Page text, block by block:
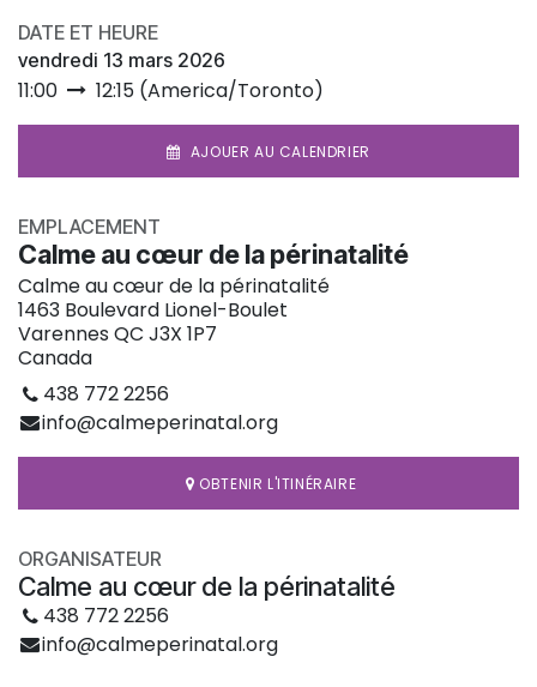
DATE ET HEURE
vendredi 13 mars 2026
11:00 12:15 (America/Toronto)
AJOUER AU CALENDRIER
EMPLACEMENT
Calme au cœur de la périnatalité
Calme au cœur de la périnatalité
1463 Boulevard Lionel-Boulet
Varennes QC J3X 1P7
Canada
438 772 2256
info@calmeperinatal.org
OBTENIR L'ITINÉRAIRE
ORGANISATEUR
Calme au cœur de la périnatalité
438 772 2256
info@calmeperinatal.org